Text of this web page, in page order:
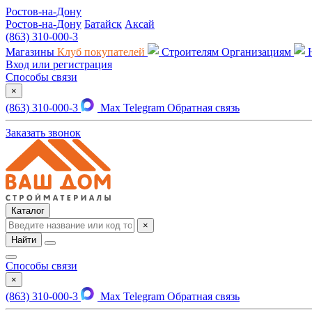
Ростов-на-Дону
Ростов-на-Дону Батайск Аксай
(863) 310-000-3
Магазины Клуб покупателей Строителям Организациям
Вход или регистрация
Способы связи
×
(863) 310-000-3 Max Telegram Обратная связь
Заказать звонок
Каталог
×
Найти
Способы связи
×
(863) 310-000-3 Max Telegram Обратная связь